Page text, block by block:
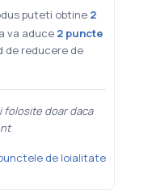
puteti obtine 2
va aduce 2 puncte
de reducere de
doar daca
de loialitate